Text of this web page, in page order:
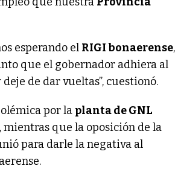
esperando el RIGI bonaerense,
que el gobernador adhiera al
deje de dar vueltas”, cuestionó.
por la planta de GNL
mientras que la oposición de la
para darle la negativa al